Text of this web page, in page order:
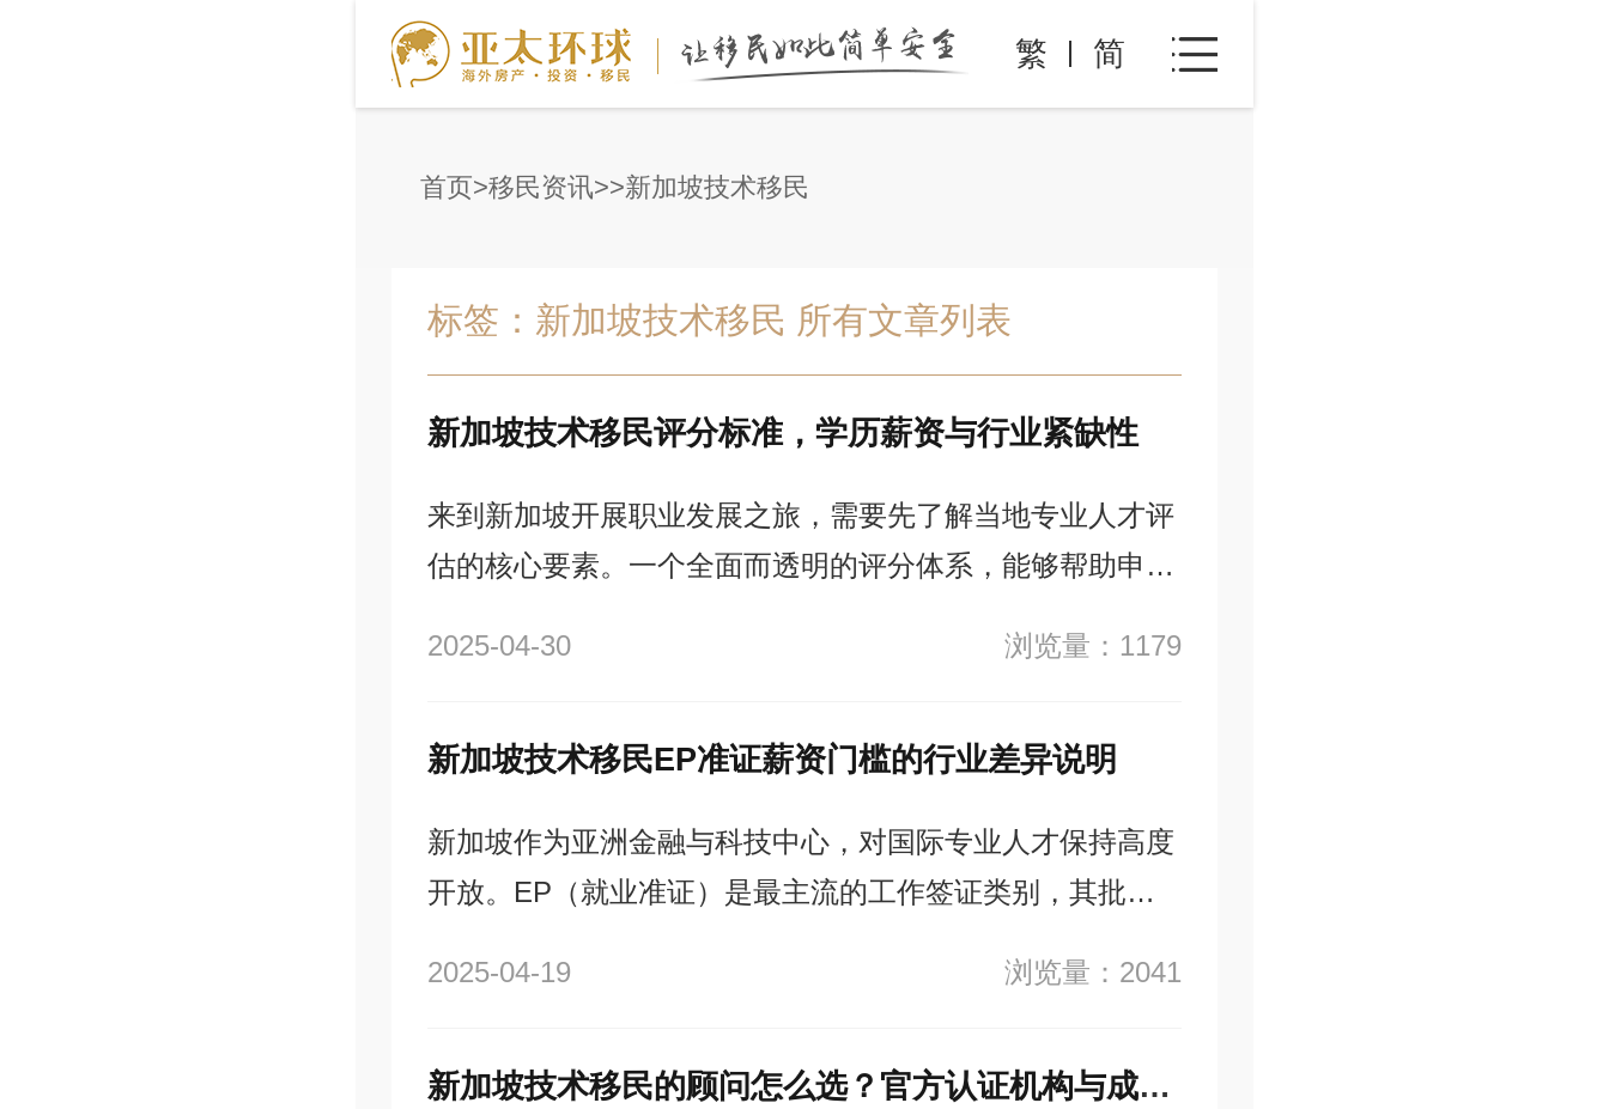
繁 简
首页 移民资讯 新加坡技术移民
标签：新加坡技术移民 所有文章列表
新加坡技术移民评分标准，学历薪资与行业紧缺性
来到新加坡开展职业发展之旅，需要先了解当地专业人才评
估的核心要素。一个全面而透明的评分体系，能够帮助申请
2025-04-30
浏览量：1179
新加坡技术移民EP准证薪资门槛的行业差异说明
新加坡作为亚洲金融与科技中心，对国际专业人才保持高度
开放。EP（就业准证）是最主流的工作签证类别，其批准
槛。理解不同行业的薪资差异，有助于在申请前做好准备，
2025-04-19 浏览量：2041
新加坡技术移民的顾问怎么选？官方认证机构与成功案例核查